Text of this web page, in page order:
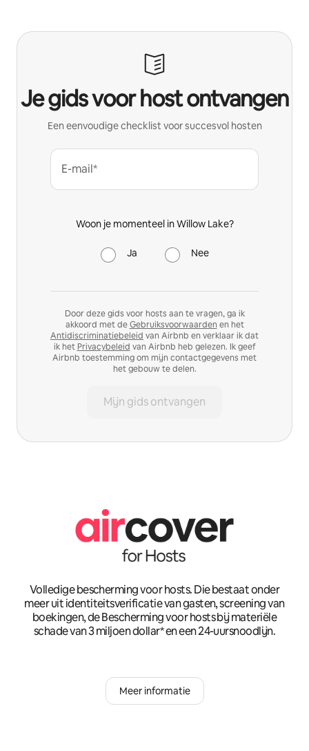
Je gids voor host ontvangen
Een eenvoudige checklist voor succesvol hosten
E-mail*
Woon je momenteel in Willow Lake?
Ja Nee
Door deze gids voor hosts aan te vragen, ga ik
akkoord met deGebruiksvoorwaarden en het
Antidiscriminatiebeleid van Airbnb en verklaar ik dat
ik het Privacybeleid van Airbnb heb gelezen. Ik geef
Airbnb toestemming om mijn contactgegevens met
het gebouw te delen.
Mijn gids ontvangen
Volledige bescherming voor hosts. Die bestaat onder
meer uit identiteitsverificatie van gasten, screening van
boekingen, de Bescherming voor hosts bij materiële
schade van 3 miljoen dollar* en een 24-uursnoodlijn.
Meer informatie